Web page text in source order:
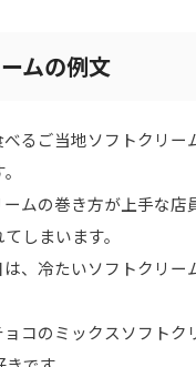
ムの例文
べるご当地ソフトクリー
ームの巻き方が上手な店
しまいます。
は、冷たいソフトクリー
ョコのミックスソフトク